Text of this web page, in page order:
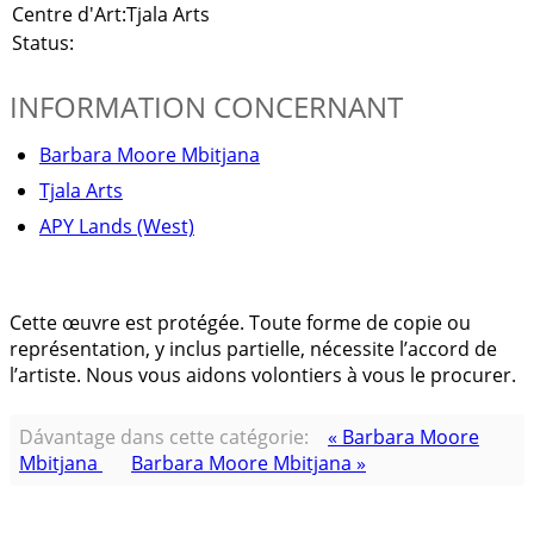
Centre d'Art:Tjala Arts
Status:
INFORMATION CONCERNANT
Barbara Moore Mbitjana
Tjala Arts
APY Lands (West)
Cette œuvre est protégée. Toute forme de copie ou
représentation, y inclus partielle, nécessite l’accord de
l’artiste. Nous vous aidons volontiers à vous le procurer.
Dávantage dans cette catégorie:
« Barbara Moore
Mbitjana
Barbara Moore Mbitjana »